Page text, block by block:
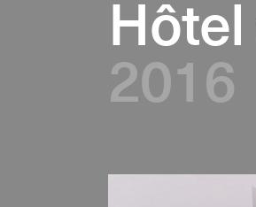
Hôtel
2016